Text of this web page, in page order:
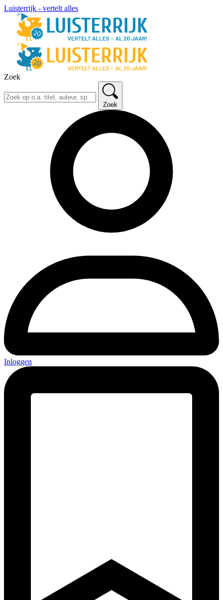
Luisterrijk - vertelt alles
Zoek
Zoek
Inloggen